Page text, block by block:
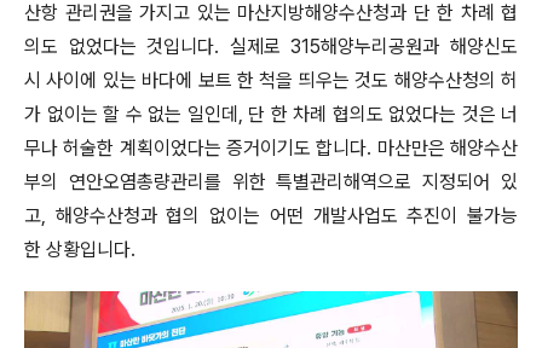
산항 관리권을 가지고 있는 마산지방해양수산청과 단 한 차례 협
의도 없었다는 것입니다. 실제로 315해양누리공원과 해양신도
시 사이에 있는 바다에 보트 한 척을 띄우는 것도 해양수산청의 허
가 없이는 할 수 없는 일인데, 단 한 차례 협의도 없었다는 것은 너
무나 허술한 계획이었다는 증거이기도 합니다. 마산만은 해양수산
부의 연안오염총량관리를 위한 특별관리해역으로 지정되어 있
고, 해양수산청과 협의 없이는 어떤 개발사업도 추진이 불가능
한 상황입니다.